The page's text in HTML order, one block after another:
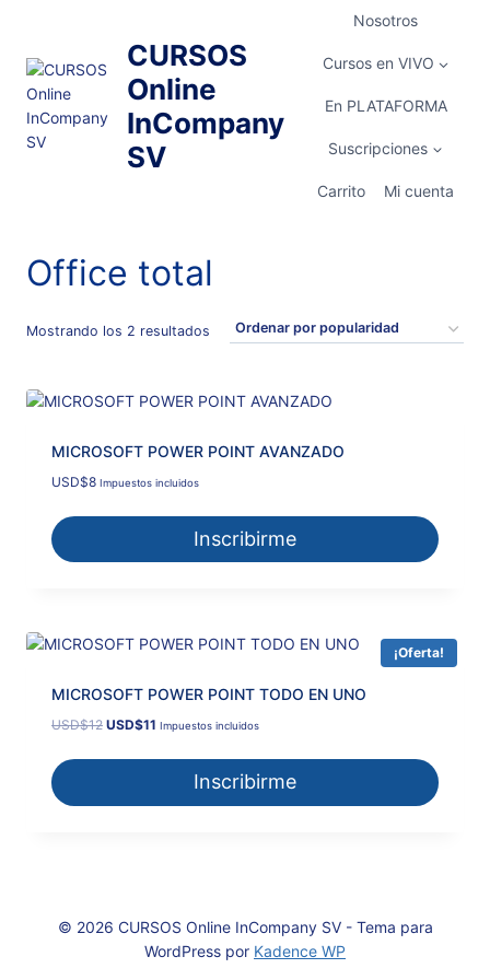
contenido
CURSOS
Online
InCompany
SV
Nosotros
Cursos en VIVO
En PLATAFORMA
Suscripciones
Carrito Mi cuenta
Office total
Mostrando los 2 resultados Ordenado
popularidad
MICROSOFT POWER POINT AVANZADO
USD$8 Impuestos incluidos
Inscribirme
¡Oferta!
MICROSOFT POWER POINT TODO EN UNO
USD$12 El
USD$12.
USD$11 El
USD$11.
Impuestos incluidos
Inscribirme
© 2026 CURSOS Online InCompany SV - Tema para
WordPress por Kadence WP